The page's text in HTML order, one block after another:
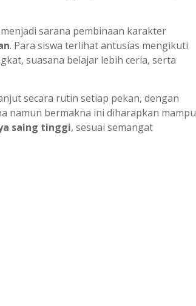
sarana pembinaan karakter
. Para siswa terlihat antusias mengikuti
suasana belajar lebih ceria, serta
secara rutin setiap pekan, dengan
namun bermakna ini diharapkan mampu
saing tinggi, sesuai semangat